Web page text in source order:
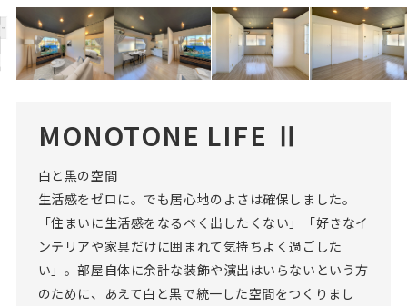
MONOTONE LIFE Ⅱ
白と黒の空間
生活感をゼロに。でも居心地のよさは確保しました。
「住まいに生活感をなるべく出したくない」「好きなイ
ンテリアや家具だけに囲まれて気持ちよく過ごした
い」。部屋自体に余計な装飾や演出はいらないという方
のために、あえて白と黒で統一した空間をつくりまし